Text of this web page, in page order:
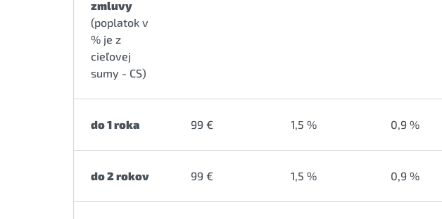
zmluvy
(poplatok v
% je z
cieľovej
sumy - CS)
do 1 roka 99 € 1,5 % 0,9 %
do 2 rokov 99 € 1,5 % 0,9 %